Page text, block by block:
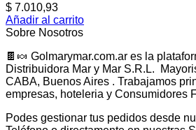
$ 7.010,93
Añadir al carrito
Sobre Nosotros
🍫🍬 Golmarymar.com.ar es la
Distribuidora Mar y Mar S.R.L.
CABA, Buenos Aires . Trabajamos
empresas, hoteleria y Consumidores
Podes gestionar tus pedidos desde